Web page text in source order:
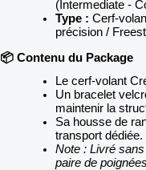
(Intermediate -
Type : Cerf-
précision /
📦 Contenu du Package
Le cerf-volant
Un bracelet
maintenir la
Sa housse de
transport dédiée.
Note : Livré
paire de